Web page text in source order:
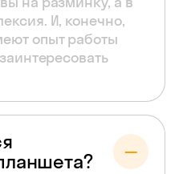
И, конечно,
опыт работы